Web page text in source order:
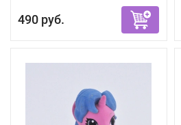
490 руб.